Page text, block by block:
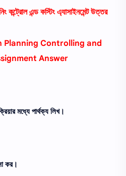
কন্ট্রোল এন্ড কস্টিং এ্যাসাইনমেন্ট উত্তর
Planning Controlling and
Answer
মধ্যে পার্থক্য লিখ।
কর।